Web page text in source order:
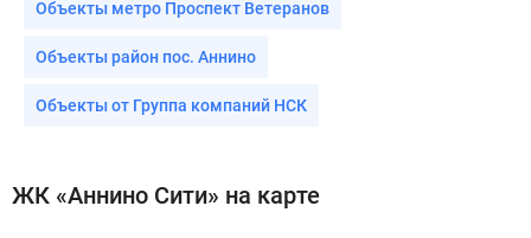
Объекты метро Проспект Ветеранов
Объекты район пос. Аннино
Объекты от Группа компаний НСК
ЖК «Аннино Сити» на карте